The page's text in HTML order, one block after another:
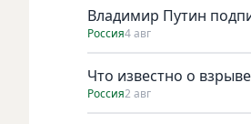
Владимир Путин
Россия4 авг
Что известно о
Россия2 авг